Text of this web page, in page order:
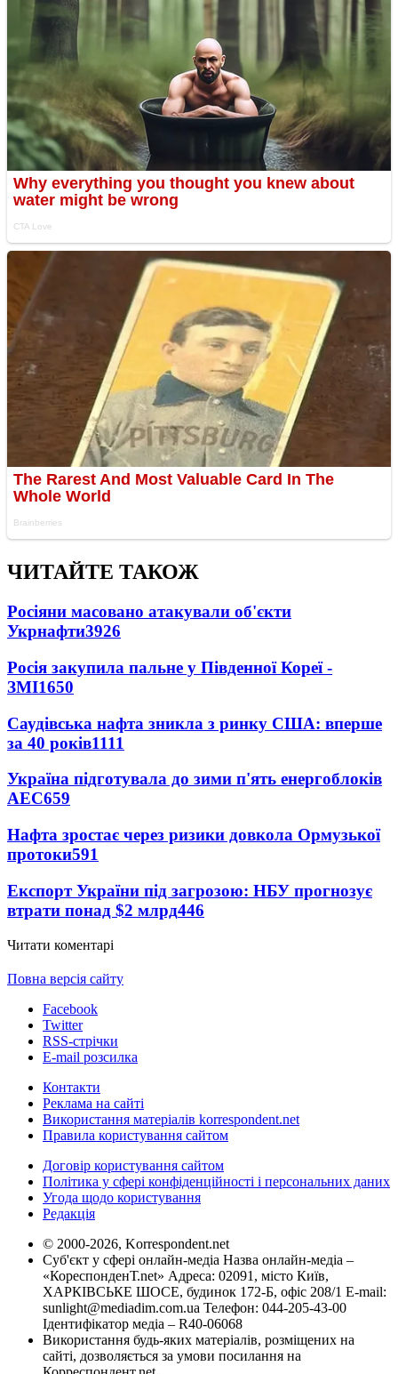
ЧИТАЙТЕ ТАКОЖ
Росіяни масовано атакували об'єкти
Укрнафти3926
Росія закупила пальне у Південної Кореї -
ЗМІ1650
Саудівська нафта зникла з ринку США: вперше
за 40 років1111
Україна підготувала до зими п'ять енергоблоків
АЕС659
Нафта зростає через ризики довкола Ормузької
протоки591
Експорт України під загрозою: НБУ прогнозує
втрати понад $2 млрд446
Читати коментарі
Повна версія сайту
Facebook
Twitter
RSS-стрічки
E-mail розсилка
Контакти
Реклама на сайті
Використання матеріалів korrespondent.net
Правила користування сайтом
Договір користування сайтом
Політика у сфері конфіденційності і персональних даних
Угода щодо користування
Редакція
© 2000-2026, Korrespondent.net
Суб'єкт у сфері онлайн-медіа Назва онлайн-медіа –
«КореспонденТ.net» Адреса: 02091, місто Київ,
ХАРКІВСЬКЕ ШОСЕ, будинок 172-Б, офіс 208/1 E-mail:
sunlight@mediadim.com.ua Телефон: 044-205-43-00
Ідентифікатор медіа – R40-06068
Використання будь-яких матеріалів, розміщених на
сайті, дозволяється за умови посилання на